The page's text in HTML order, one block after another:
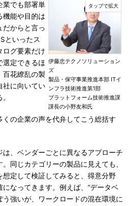
伊藤忠テクノソリューション
ズ
製品・保守事業推進本部 ITイ
ンフラ技術推進第1部
プラットフォーム技術推進課
課長の小野友和氏
でも部署単
機能や目的は
だからと言っ
といったス
ログ要素だけ
選定できるほ
百花繚乱の製
社に向いてい
の企業の声を代弁してこう総括す
、ベンダーごとに異なるアプローチ
同じカテゴリーの製品に見えても、
定して検証してみると、得意分野
なってきます。例えば、“データベ
強いが、ワークロードの混在環境に